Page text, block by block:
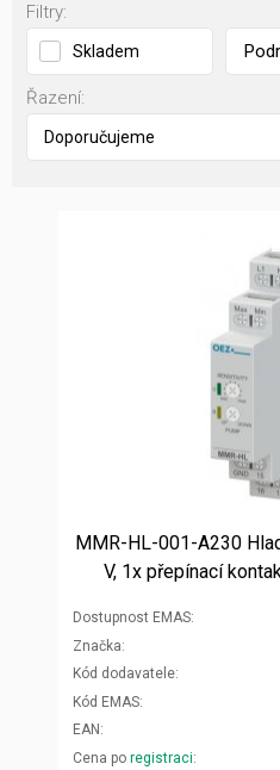
Filtry:
Skladem
Řazení:
MMR-HL-001-A230
V, 1x přepínací
Dostupnost EMAS
Značka
Kód dodavatele
Kód EMAS
EAN
Cena po registraci